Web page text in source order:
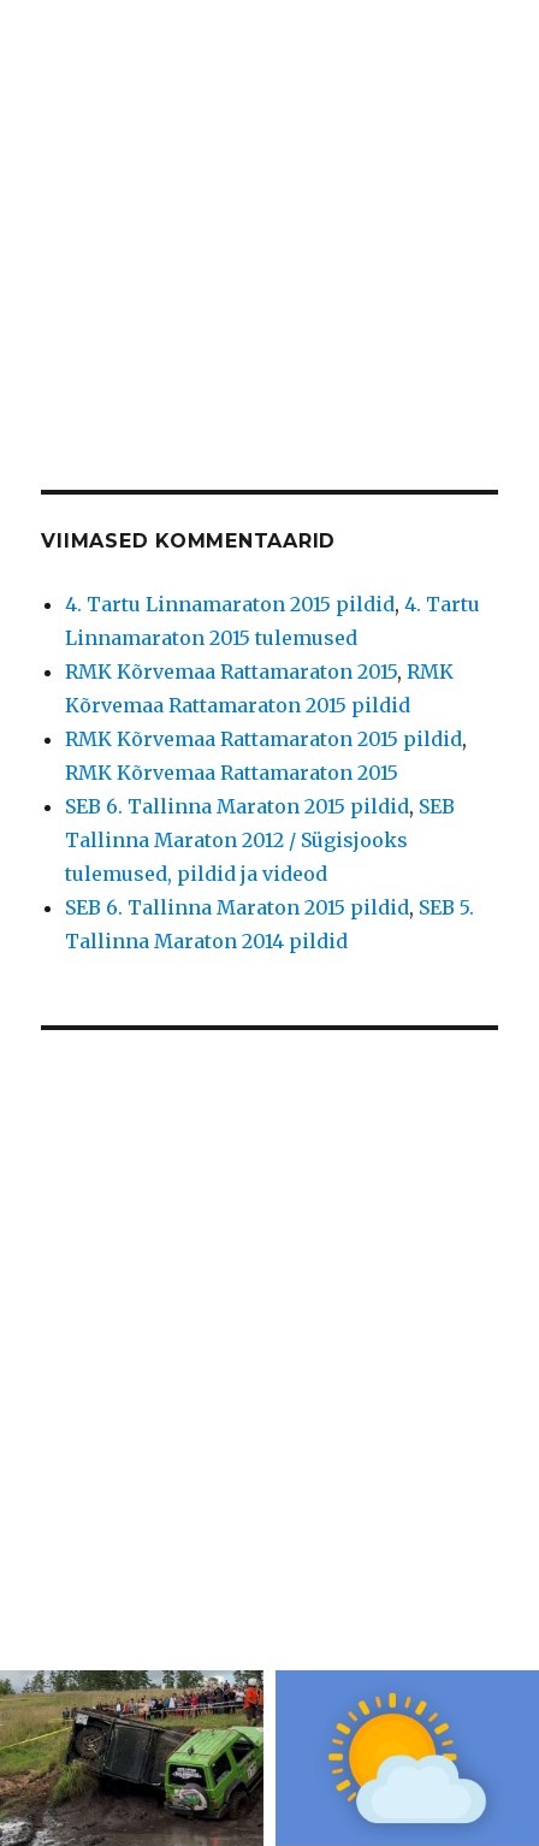
VIIMASED KOMMENTAARID
4. Tartu Linnamaraton 2015 pildid,4. Tartu
Linnamaraton 2015 tulemused
RMK Kõrvemaa Rattamaraton 2015,RMK
Kõrvemaa Rattamaraton 2015 pildid
RMK Kõrvemaa Rattamaraton 2015 pildid,
RMK Kõrvemaa Rattamaraton 2015
SEB 6. Tallinna Maraton 2015 pildid, SEB
Tallinna Maraton 2012 / Sügisjooks
tulemused, pildid ja videod
SEB 6. Tallinna Maraton 2015 pildid, SEB 5.
Tallinna Maraton 2014 pildid